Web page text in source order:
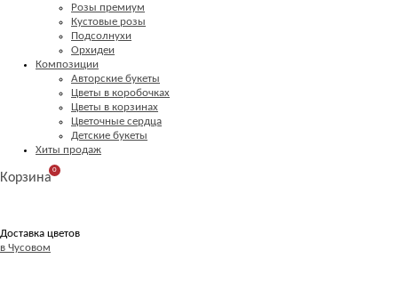
Розы премиум
Кустовые розы
Подсолнухи
Орхидеи
Композиции
Авторские букеты
Цветы в коробочках
Цветы в корзинах
Цветочные сердца
Детские букеты
Хиты продаж
Корзина
0
Доставка цветов
в Чусовом